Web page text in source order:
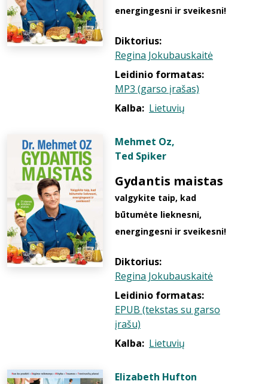
energingesni ir sveikesni!
Diktorius:
Regina Jokubauskaitė
Leidinio formatas:
MP3 (garso įrašas)
Kalba: Lietuvių
Mehmet Oz,
Ted Spiker
Gydantis maistas
valgykite taip, kad
būtumėte lieknesni,
energingesni ir sveikesni!
Diktorius:
Regina Jokubauskaitė
Leidinio formatas:
EPUB (tekstas su garso
įrašu)
Kalba: Lietuvių
Elizabeth Hufton